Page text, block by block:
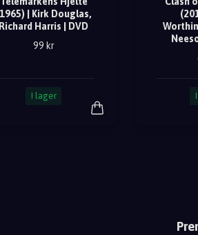
| Kirk Douglas,
Richard Harris | DVD
99 kr
I lager